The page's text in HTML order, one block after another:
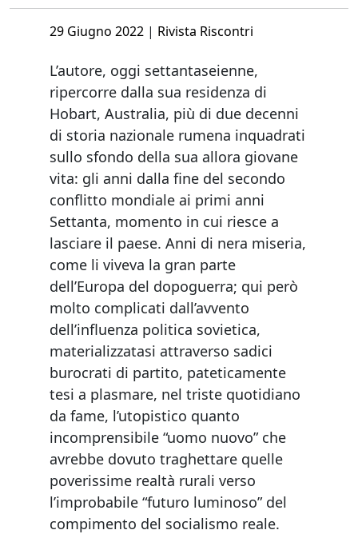
Posted
29 Giugno 2022 | Rivista Riscontri
L’autore, oggi settantaseienne,
ripercorre dalla sua residenza di
Hobart, Australia, più di due decenni
di storia nazionale rumena inquadrati
sullo sfondo della sua allora giovane
vita: gli anni dalla fine del secondo
conflitto mondiale ai primi anni
Settanta, momento in cui riesce a
lasciare il paese. Anni di nera miseria,
come li viveva la gran parte
dell’Europa del dopoguerra; qui però
molto complicati dall’avvento
dell’influenza politica sovietica,
materializzatasi attraverso sadici
burocrati di partito, pateticamente
tesi a plasmare, nel triste quotidiano
da fame, l’utopistico quanto
incomprensibile “uomo nuovo” che
avrebbe dovuto traghettare quelle
poverissime realtà rurali verso
l’improbabile “futuro luminoso” del
compimento del socialismo reale.